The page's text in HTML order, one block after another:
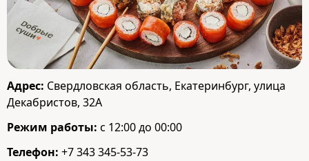
Адрес: Свердловская область, Екатеринбург, улица
Декабристов, 32А
Режим работы: с 12:00 до 00:00
Телефон: +7 343 345-53-73